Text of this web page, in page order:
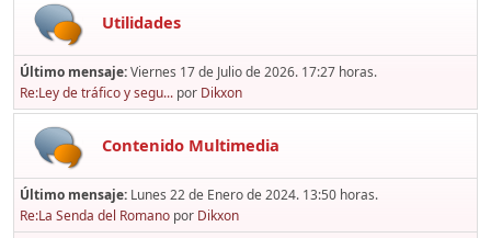
Utilidades
Último mensaje:Viernes 17 de Julio de 2026. 17:27 horas.
Re:Ley de tráfico y segu... por Dikxon
Contenido Multimedia
Último mensaje: Lunes 22 de Enero de 2024. 13:50 horas.
Re:La Senda del Romano por Dikxon